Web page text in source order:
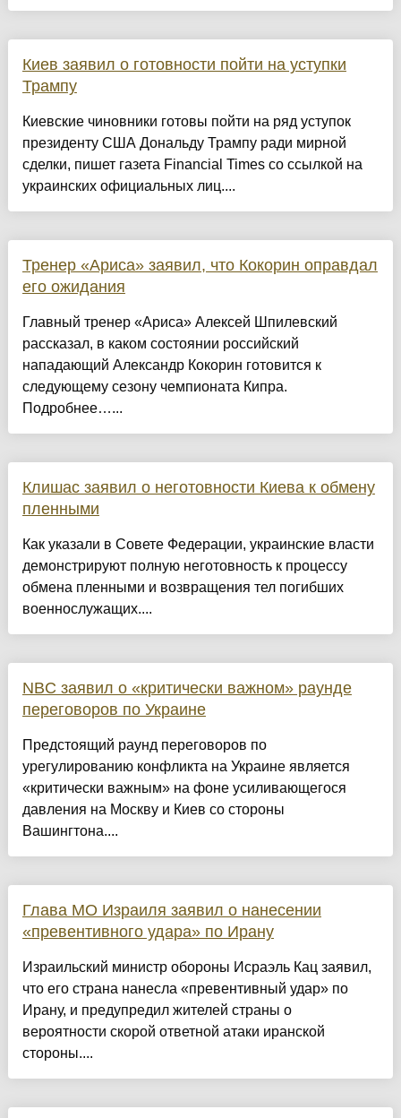
Киев заявил о готовности пойти на уступки
Трампу
Киевские чиновники готовы пойти на ряд уступок
президенту США Дональду Трампу ради мирной
сделки, пишет газета Financial Times со ссылкой на
украинских официальных лиц....
Тренер «Ариса» заявил, что Кокорин оправдал
его ожидания
Главный тренер «Ариса» Алексей Шпилевский
рассказал, в каком состоянии российский
нападающий Александр Кокорин готовится к
следующему сезону чемпионата Кипра.
Подробнее…...
Клишас заявил о неготовности Киева к обмену
пленными
Как указали в Совете Федерации, украинские власти
демонстрируют полную неготовность к процессу
обмена пленными и возвращения тел погибших
военнослужащих....
NBC заявил о «критически важном» раунде
переговоров по Украине
Предстоящий раунд переговоров по
урегулированию конфликта на Украине является
«критически важным» на фоне усиливающегося
давления на Москву и Киев со стороны
Вашингтона....
Глава МО Израиля заявил о нанесении
«превентивного удара» по Ирану
Израильский министр обороны Исраэль Кац заявил,
что его страна нанесла «превентивный удар» по
Ирану, и предупредил жителей страны о
вероятности скорой ответной атаки иранской
стороны....